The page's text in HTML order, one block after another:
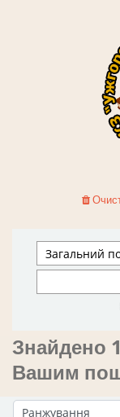
Знайдено
Вашим
Сортувати за: